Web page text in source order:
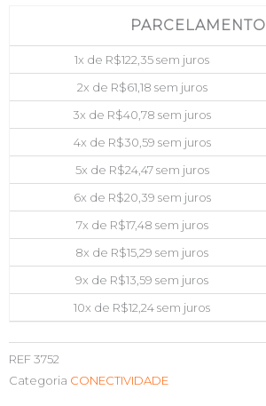
PARCELAMENTO
1x de R$122,35sem juros
2x de R$61,18 sem juros
3x de R$40,78 sem juros
4x de R$30,59 sem juros
5x de R$24,47sem juros
6x de R$20,39 sem juros
7x de R$17,48 sem juros
8x de R$15,29 sem juros
9x de R$13,59 sem juros
10x de R$12,24sem juros
REF3752
Categoria CONECTIVIDADE